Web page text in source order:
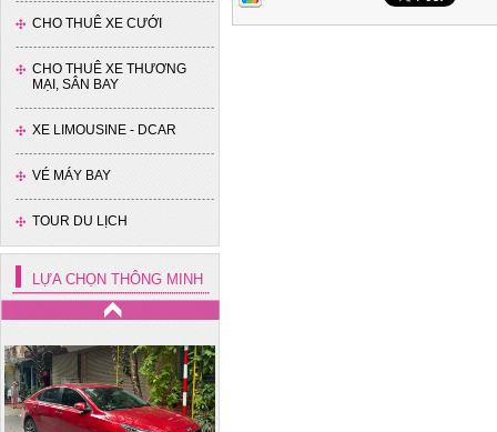
CHO THUÊ XE CƯỚI
CHO THUÊ XE THƯƠNG
MẠI, SÂN BAY
XE LIMOUSINE - DCAR
VÉ MÁY BAY
TOUR DU LỊCH
LỰA CHỌN THÔNG MINH
Xe 16 chỗ - Hyundai Solati